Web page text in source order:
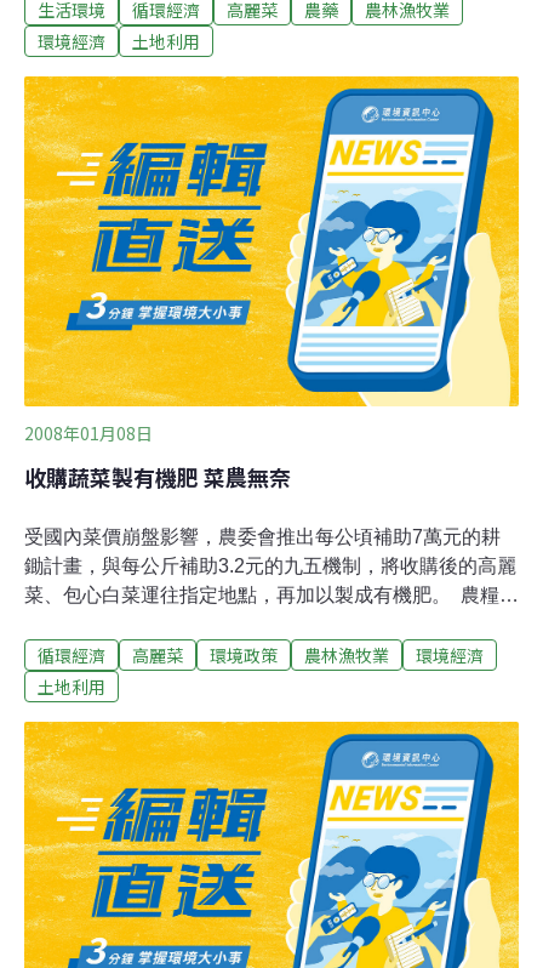
卻開倒車。衛生署規定葉菜類不得驗出農藥達滅芬，不過
農委會卻從上週起公告包含高麗菜、大白菜和青江菜等葉
會認為，農委會不應該只聽到農民的聲音，也要兼顧到消
費者吃的安全，消基會董事長謝天仁說，農委會的公告和
衛生署是相互矛盾的，農藥還是應該盡量不要用，相關單
位應該站在民眾的立場保護民眾。儘管醫師表示，達滅芬
算是毒性較低的農藥，吃了不致於致癌或導致胎兒畸形，
但醫師也指出，如果長期攝取累積過量，仍然會對肝臟和
腎臟造成傷害；而消基會也質疑，過去不開放達滅芬用於
葉菜類有其一定的道理，不瞭解為何農委會又要開放？而
且葉菜類吸收農藥的面積通常比水果來得大。
生活環境 循環經濟 高麗菜 農藥
農林漁牧業
環境經濟
土地利用
2008年01月08日
收購蔬菜製有機肥 菜農無奈
受國內菜價崩盤影響，農委會推出每公頃補助7萬元的耕
鋤計畫，與每公斤補助3.2元的九五機制，將收購後的高麗
菜、包心白菜運往指定地點，再加以製成有機肥。 農糧署
展開後，若是菜農認為採收上市拍賣的利潤，高於耕鋤與
九五機制，菜農仍可自行採收上市拍賣。 陳新立說，耕鋤
希望菜農把握申請期限，在九五機制收購方面，截至上星
期五為止，已在彰化、雲林兩地收購了2200噸，其中彰化
地區已超過500噸。北斗果菜生產合作社人員指出，申請
九五機制收購的菜農，每分地約有1萬5千元左右的收入，
比起耕鋤稍好，但與上市拍賣相較，卻等於無利可圖，菜
農則怨聲四起。
循環經濟 高麗菜 環境政策 農林漁牧業
環境經濟
土地利用